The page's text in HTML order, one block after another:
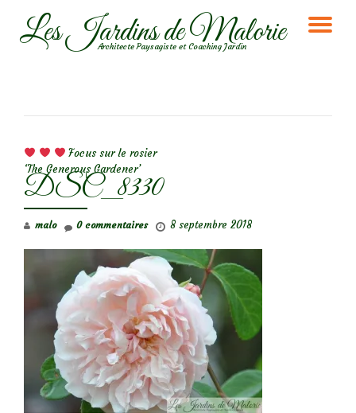
AllerLes Jardins de Malorie
Architecte Paysagiste et Coaching Jardin
Focus sur le rosier
‘The Generous Gardener’
DSC_8330
malo 8 septembre 2018
0 commentaires